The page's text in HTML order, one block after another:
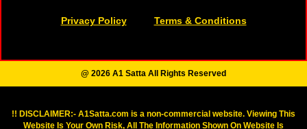
Privacy Policy Terms & Conditions
@ 2026 A1 Satta All Rights Reserved
!! DISCLAIMER:- A1Satta.com is a non-commercial website. Viewing This
Website Is Your Own Risk, All The Information Shown On Website Is